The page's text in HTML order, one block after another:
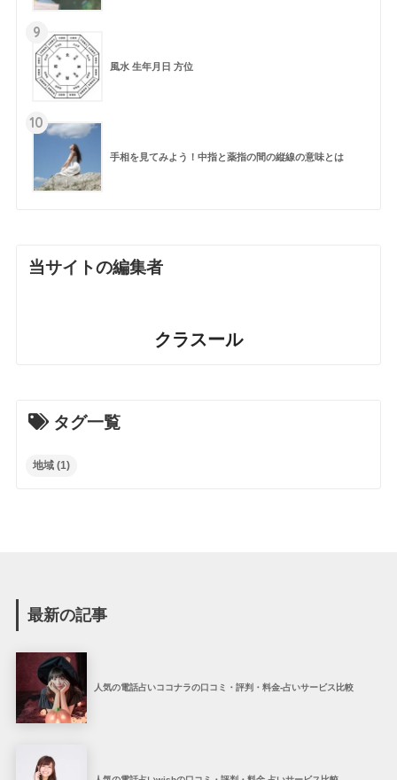
9
風水 生年月日 方位
10
手相を見てみよう！中指と薬指の間の縦線の意味とは
当サイトの編集者
クラスール
タグ一覧
地域(1)
最新の記事
人気の電話占いココナラの口コミ・評判・料金-占いサービス比較